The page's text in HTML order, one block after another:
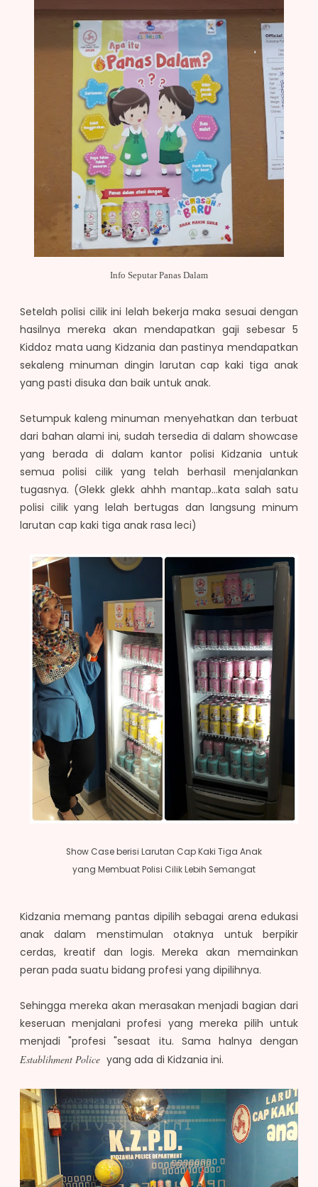
Info Seputar Panas Dalam
Setelah polisi cilik ini lelah bekerja maka sesuai dengan
hasilnya mereka akan mendapatkan gaji sebesar 5
Kiddoz mata uang Kidzania dan pastinya mendapatkan
sekaleng minuman dingin larutan cap kaki tiga anak
yang pasti disuka dan baik untuk anak.
Setumpuk kaleng minuman menyehatkan dan terbuat
dari bahan alami ini, sudah tersedia di dalam showcase
yang berada di dalam kantor polisi Kidzania untuk
semua polisi cilik yang telah berhasil menjalankan
tugasnya. (Glekk glekk ahhh mantap...kata salah satu
polisi cilik yang lelah bertugas dan langsung minum
larutan cap kaki tiga anak rasa leci)
Show Case berisi Larutan Cap Kaki Tiga Anak
yang Membuat Polisi Cilik Lebih Semangat
Kidzania memang pantas dipilih sebagai arena edukasi
anak dalam menstimulan otaknya untuk berpikir
cerdas, kreatif dan logis. Mereka akan memainkan
peran pada suatu bidang profesi yang dipilihnya.
Sehingga mereka akan merasakan menjadi bagian dari
keseruan menjalani profesi yang mereka pilih untuk
menjadi "profesi "sesaat itu. Sama halnya dengan
Establihment Police yang ada di Kidzania ini.